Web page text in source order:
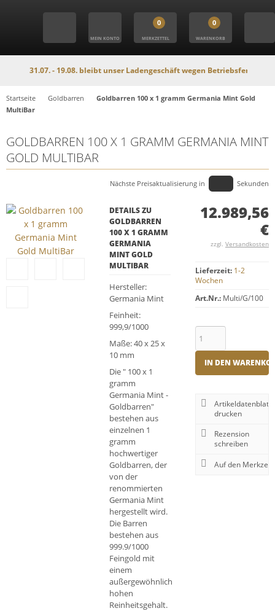
MEIN KONTO
0
MERKZETTEL
0
WARENKORB
31.07. - 19.08. bleibt unser Ladengeschäft wegen Betriebsferien
Startseite Goldbarren
Goldbarren 100 x 1 gramm Germania Mint Gold
MultiBar
GOLDBARREN 100 X 1 GRAMM GERMANIA MINT
GOLD MULTIBAR
Nächste Preisaktualisierung in Sekunden
DETAILS ZU
GOLDBARREN
100 X 1 GRAMM
GERMANIA
MINT GOLD
MULTIBAR
Hersteller:
Germania Mint
Feinheit:
999,9/1000
Maße: 40 x 25 x
10 mm
Die " 100 x 1
gramm
Germania Mint -
Goldbarren"
bestehen aus
einzelnen 1
gramm
hochwertiger
Goldbarren, der
von der
renommierten
Germania Mint
hergestellt wird.
Die Barren
bestehen aus
999.9/1000
Feingold mit
einem
außergewöhnlich
hohen
Reinheitsgehalt.
12.989,56
€
zzgl. Versandkosten
Lieferzeit: 1-2
Wochen
Art.Nr.: Multi/G/100
IN DEN
Artikeldatenblatt
drucken
Rezension
schreiben